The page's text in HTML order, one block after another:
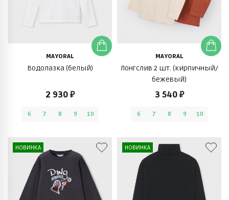
MAYORAL
Водолазка (белый)
2 930 ₽
6 7 8 9 10
MAYORAL
Лонгслив 2 шт. (кирпичный/
бежевый)
3 540 ₽
6 7 8 9 10
НОВИНКА НОВИНКА